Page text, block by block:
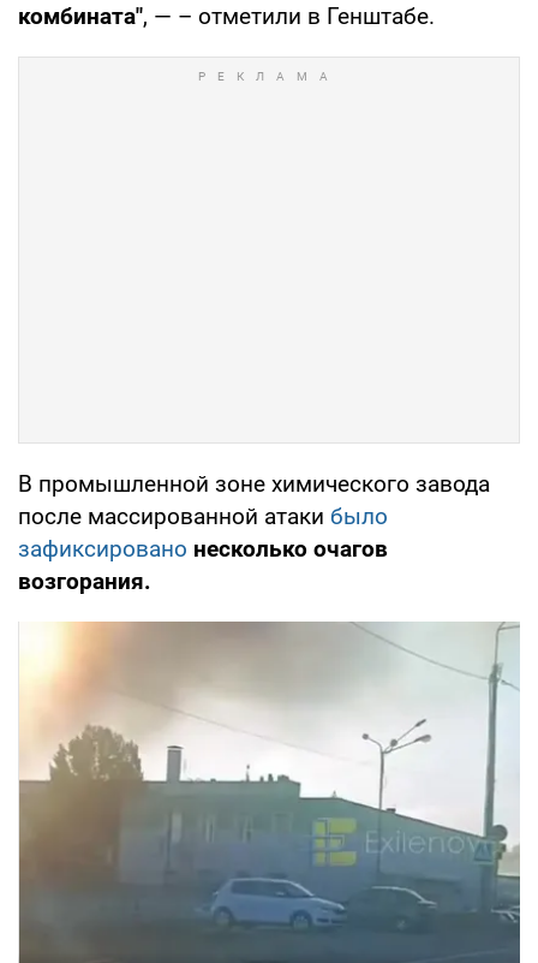
комбината", — – отметили в Генштабе.
В промышленной зоне химического завода
после массированной атаки было
зафиксировано несколько очагов
возгорания.